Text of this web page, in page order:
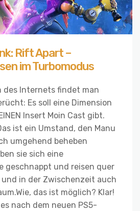
Rift Apart –
im Turbomodus
des Internets findet man
Es soll eine Dimension
Insert Moin Cast gibt.
ist ein Umstand, den Manu
umgehend beheben
sie sich eine
geschnappt und reisen quer
in der Zwischenzeit auch
das ist möglich? Klar!
nach dem neuen PS5-